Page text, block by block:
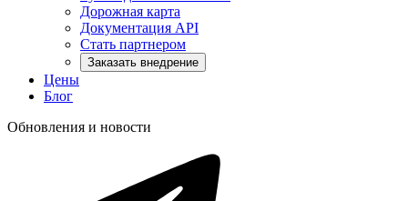
Дорожная карта
Документация API
Стать партнером
Заказать внедрение
Цены
Блог
Обновления и новости